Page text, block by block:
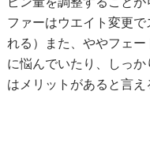
ファーはウエイト変更
れる）また、ややフェ
に悩んでいたり、しっ
はメリットがあると言え